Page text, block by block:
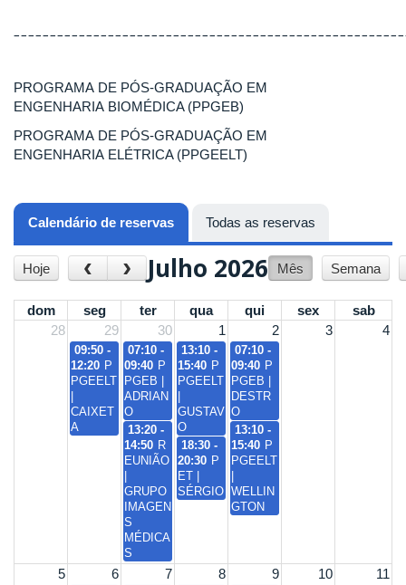
PROGRAMA DE PÓS-GRADUAÇÃO EM
ENGENHARIA BIOMÉDICA (PPGEB)
PROGRAMA DE PÓS-GRADUAÇÃO EM
ENGENHARIA ELÉTRICA (PPGEELT)
Calendário de reservas (aba ativa)
Todas as reservas
Hoje ‹ › Julho 2026 Mês Semana
09:50 -
12:20 P
PGEELT
|
CAIXET
A
07:10 -
09:40 P
PGEB |
ADRIAN
O
13:10 -
15:40 P
PGEELT
|
GUSTAV
O
07:10 -
09:40 P
PGEB |
DESTR
O
13:10 -
15:40 P
PGEELT
|
WELLIN
GTON
13:20 -
14:50 R
EUNIÃO
|
GRUPO
IMAGEN
S
MÉDICA
S
18:30 -
20:30 P
ET |
SÉRGIO
dom seg ter qua qui sex
sab
28
29 30 1 2 3 4
5 6 7 8 9 10 11